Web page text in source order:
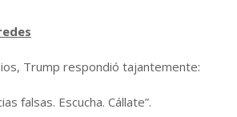
Trump respondió tajantemente:
falsas. Escucha. Cállate”.